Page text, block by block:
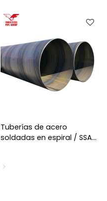
Tuberías de acero
soldadas en espiral / SSAW